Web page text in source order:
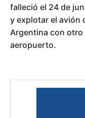
falleció el 24 de
y explotar el avión
Argentina con
aeropuerto.